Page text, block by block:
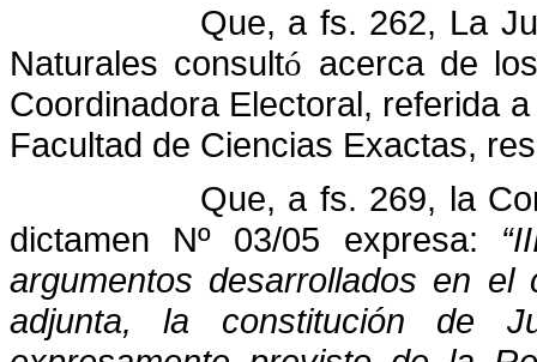
Que, a fs. 262, La
Naturales consultó acerca de
Coordinadora Electoral, referida
Facultad de Ciencias Exactas,
Que, a fs. 269, la
dictamen Nº 03/05 expresa:
argumentos desarrollados en
adjunta, la constitución de